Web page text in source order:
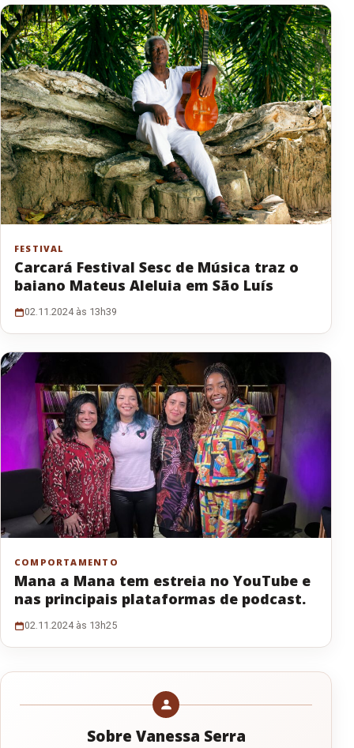
FESTIVAL
Carcará Festival Sesc de Música traz o
baiano Mateus Aleluia em São Luís
02.11.2024 às 13h39
COMPORTAMENTO
Mana a Mana tem estreia no YouTube e
nas principais plataformas de podcast.
02.11.2024 às 13h25
Sobre Vanessa Serra